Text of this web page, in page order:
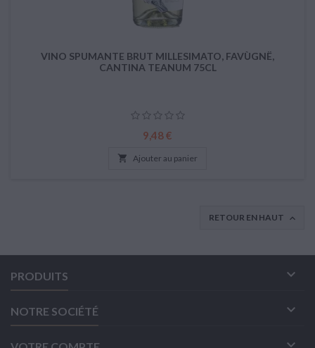
VINO SPUMANTE BRUT MILLESIMATO, FAVÙGNË,
CANTINA TEANUM 75CL
Prix
9,48 €
 Ajouter au panier
RETOUR EN HAUT 
PRODUITS 
NOTRE SOCIÉTÉ 